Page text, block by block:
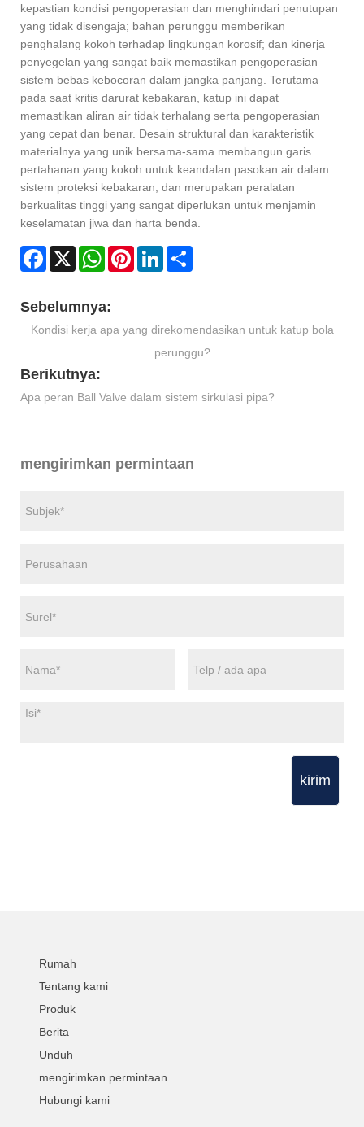
kepastian kondisi pengoperasian dan menghindari penutupan
yang tidak disengaja; bahan perunggu memberikan
penghalang kokoh terhadap lingkungan korosif; dan kinerja
penyegelan yang sangat baik memastikan pengoperasian
sistem bebas kebocoran dalam jangka panjang. Terutama
pada saat kritis darurat kebakaran, katup ini dapat
memastikan aliran air tidak terhalang serta pengoperasian
yang cepat dan benar. Desain struktural dan karakteristik
materialnya yang unik bersama-sama membangun garis
pertahanan yang kokoh untuk keandalan pasokan air dalam
sistem proteksi kebakaran, dan merupakan peralatan
berkualitas tinggi yang sangat diperlukan untuk menjamin
keselamatan jiwa dan harta benda.
Facebook
X WhatsAppPinterestLinkedIn
Sebelumnya:
Kondisi kerja apa yang direkomendasikan untuk katup bola
perunggu?
Berikutnya:
Apa peran Ball Valve dalam sistem sirkulasi pipa?
mengirimkan permintaan
kirim
Rumah
Tentang kami
Produk
Berita
Unduh
mengirimkan permintaan
Hubungi kami